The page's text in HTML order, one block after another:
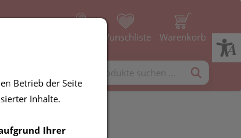
Wunschliste Warenkorb
Betrieb der Seite
Inhalte.
Ihrer